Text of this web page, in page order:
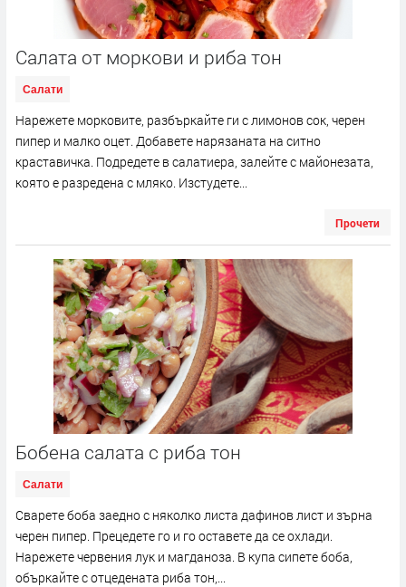
Салата от моркови и риба тон
Салати
Нарежете морковите, разбъркайте ги с лимонов сок, черен
пипер и малко оцет. Добавете нарязаната на ситно
краставичка. Подредете в салатиера, залейте с майонезата,
която е разредена с мляко. Изстудете...
Прочети
Бобена салата с риба тон
Салати
Сварете боба заедно с няколко листа дафинов лист и зърна
черен пипер. Прецедете го и го оставете да се охлади.
Нарежете червения лук и магданоза. В купа сипете боба,
объркайте с отцедената риба тон,...